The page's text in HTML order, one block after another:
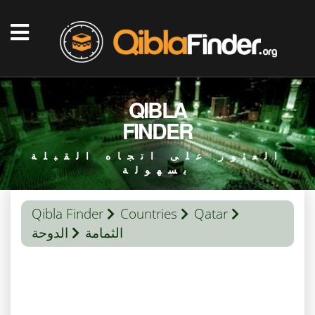
QIBLA
FINDER
العثور على اتجاه القبلة
بسهولة
Qibla Finder Countries
Qatar
الدوحة
الثمامة